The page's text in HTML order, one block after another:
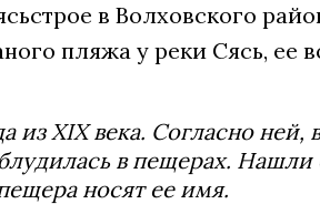
в Волховского
пляжа у реки Сясь, ее
из XIX века. Согласно
в пещерах.
носят ее имя.